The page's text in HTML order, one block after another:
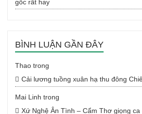
gốc rất hay
BÌNH LUẬN GẦN ĐÂY
Thao trong
Cải lương tuồng xuân hạ thu đông
Mai Linh trong
Xứ Nghệ Ân Tình – Cẩm Thơ giọng